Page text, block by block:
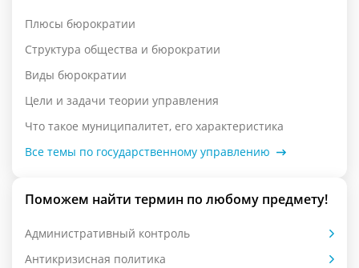
Плюсы бюрократии
Структура общества и бюрократии
Виды бюрократии
Цели и задачи теории управления
Что такое муниципалитет, его характеристика
Все темы по государственному управлению
Поможем найти термин по любому предмету!
Административный контроль
Антикризисная политика